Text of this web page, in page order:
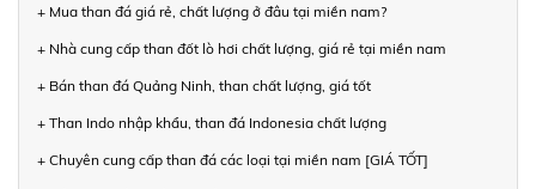
+ Mua than đá giá rẻ, chất lượng ở đâu tại miền nam?
+ Nhà cung cấp than đốt lò hơi chất lượng, giá rẻ tại miền nam
+ Bán than đá Quảng Ninh, than chất lượng, giá tốt
+ Than Indo nhập khẩu, than đá Indonesia chất lượng
+ Chuyên cung cấp than đá các loại tại miền nam [GIÁ TỐT]